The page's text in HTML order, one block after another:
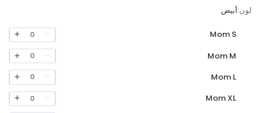
لون:أبيض
Mom S
0
Mom M
0
Mom L
0
Mom XL
0